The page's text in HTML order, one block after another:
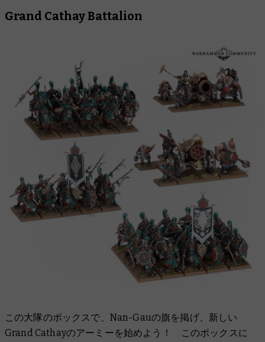
Grand Cathay Battalion
この大隊のボックスで、Nan-Gauの旗を掲げ、新しい
Grand Cathayのアーミーを始めよう！ このボックスに